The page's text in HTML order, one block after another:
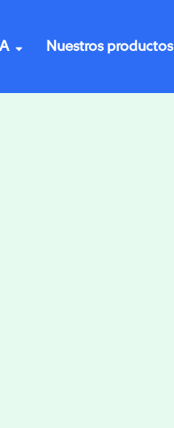
Nuestros productos